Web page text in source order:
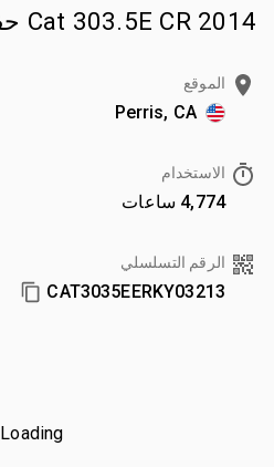
2014 Cat 303.5E CR حفارة صغيرة
الموقع
Perris, CA
الاستخدام
4,774 ساعات
الرقم التسلسلي
CAT3035EERKY03213
Loading...